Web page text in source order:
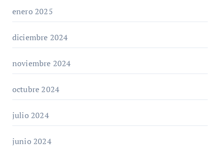
enero 2025
diciembre 2024
noviembre 2024
octubre 2024
julio 2024
junio 2024